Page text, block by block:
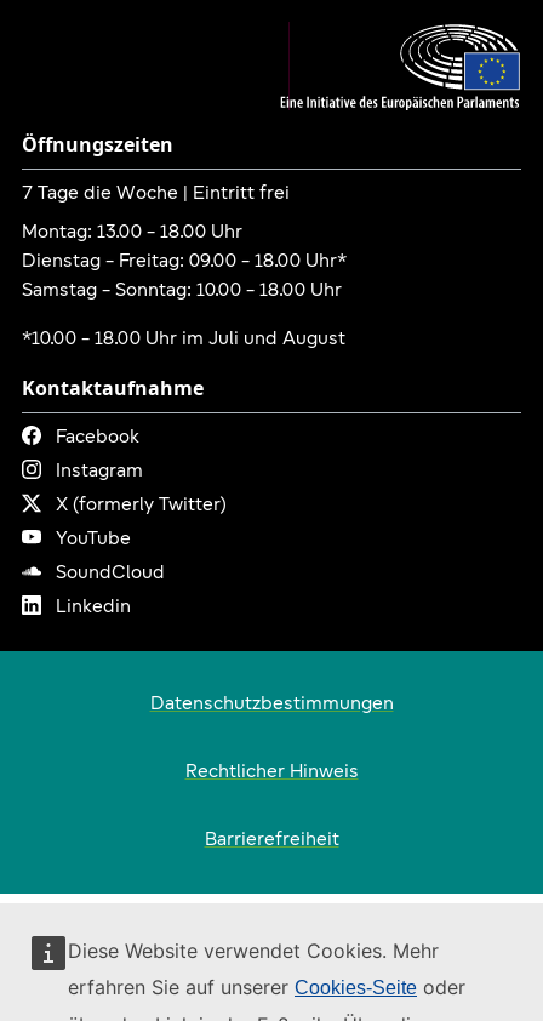
Diese Website verwendet Cookies. Mehr
erfahren Sie auf unserer Cookies-Seite oder
Öffnungszeiten
7 Tage die Woche | Eintritt frei
Montag: 13.00 - 18.00 Uhr
Dienstag - Freitag: 09.00 - 18.00 Uhr*
Samstag - Sonntag: 10.00 - 18.00 Uhr
*10.00 - 18.00 Uhr im Juli und August
Kontaktaufnahme
FacebookLink is external
Instagram
X (formerly Twitter)
YouTube
SoundCloud
Linkedin
Datenschutzbestimmungen
Rechtlicher Hinweis
Barrierefreiheit